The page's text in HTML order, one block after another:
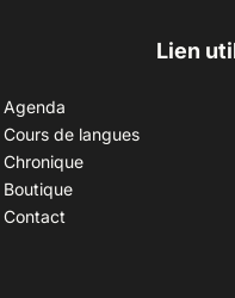
Lien
Agenda
Cours de langues
Chronique
Boutique
Contact